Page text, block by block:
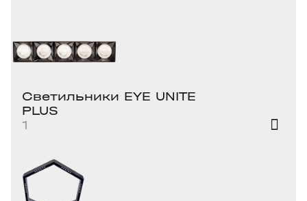
Светильники EYE UNITE
PLUS
1